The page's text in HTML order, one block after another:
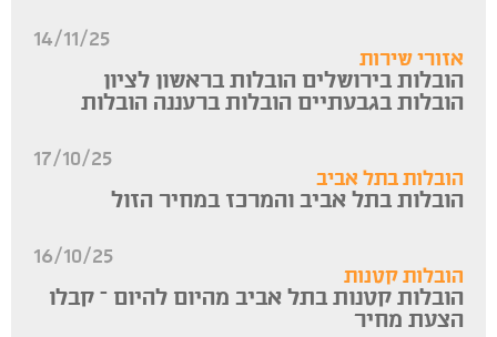
14/11/25
אזורי שירות
הובלות בירושלים הובלות בראשון לציון
הובלות בגבעתיים הובלות ברעננה הובלות
17/10/25
הובלות בתל אביב
הובלות בתל אביב והמרכז במחיר הזול
16/10/25
הובלות קטנות
הובלות קטנות בתל אביב מהיום להיום – קבלו
הצעת מחיר